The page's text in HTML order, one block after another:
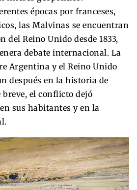
épocas por franceses,
las Malvinas se encuentran
Reino Unido desde 1833,
debate internacional. La
Argentina y el Reino Unido
después en la historia de
breve, el conflicto dejó
sus habitantes y en la